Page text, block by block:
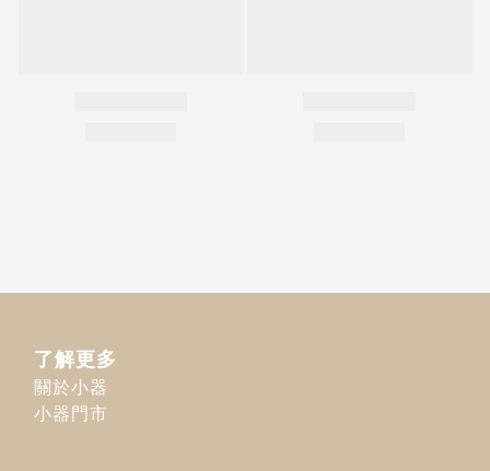
了解更多
關於小器
小器門市